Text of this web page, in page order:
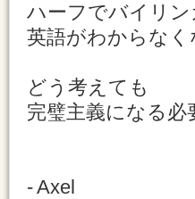
ハーフでバイリン
英語がわからなく
どう考えても
完璧主義になる必
- Axel